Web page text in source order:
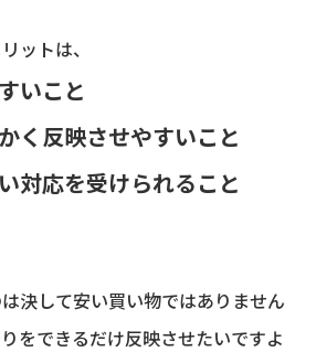
ットは、
いこと
く反映させやすいこと
対応を受けられること
決して安い買い物ではありません
をできるだけ反映させたいですよ